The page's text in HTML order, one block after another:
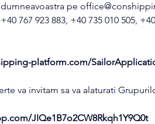
pe
767 923 883, +40 735 010 505,
platform.com/
va invitam sa va alaturati
JIQe1B7o2CW8Rkqh1Y9Q0t